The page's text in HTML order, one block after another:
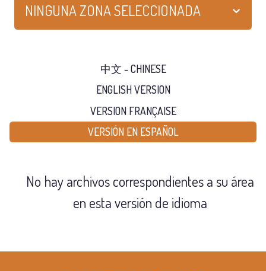
NINGUNA ZONA SELECCIONADA
中文 - CHINESE
ENGLISH VERSION
VERSION FRANÇAISE
VERSIÓN EN ESPAÑOL
No hay archivos correspondientes a su área
en esta versión de idioma